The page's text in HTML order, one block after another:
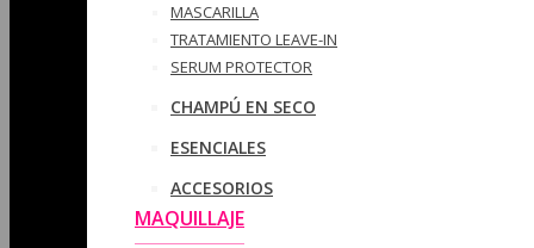
MASCARILLA
TRATAMIENTO LEAVE-IN
SERUM PROTECTOR
CHAMPÚ EN SECO
ESENCIALES
ACCESORIOS
MAQUILLAJE